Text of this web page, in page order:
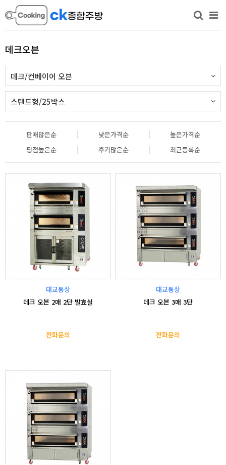
데크오븐
데크/컨베이어 오븐
스탠드형/25박스
판매많은순 낮은가격순
높은가격순
평점높은순
후기많은순 최근등록순
대교통상
데크 오븐 2매 2단 발효실
전화문의
대교통상
데크 오븐 3매 3단
전화문의